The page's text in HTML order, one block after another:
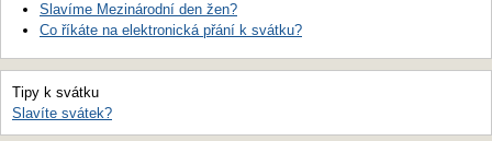
Slavíme Mezinárodní den žen?
Co říkáte na elektronická přání k svátku?
Tipy k svátku
Slavíte svátek?